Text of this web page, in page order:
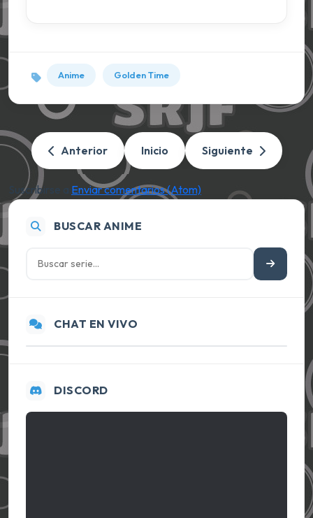
Anime Golden Time
Anterior Inicio Siguiente
Suscribirse a:Enviar comentarios (Atom)
BUSCAR ANIME
CHAT EN VIVO
DISCORD